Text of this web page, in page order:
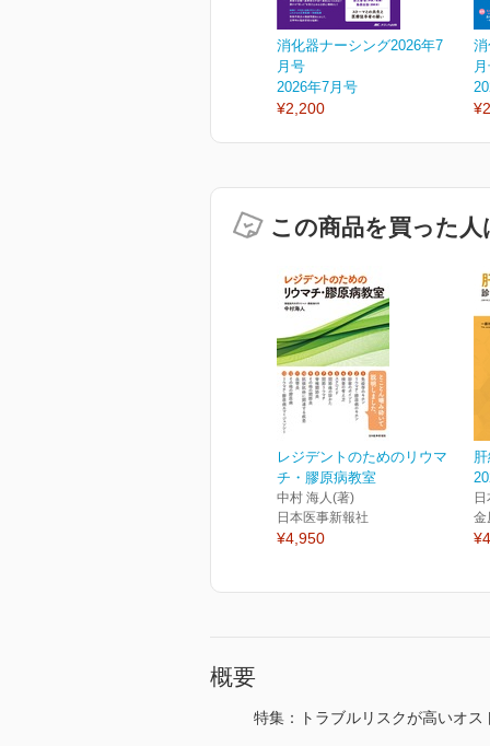
消化器ナーシング2026年7
月号
2026年7月号
¥2,200
この商品を買った
レジデントのためのリウマ
チ・膠原病教室
中村 海人(著)
日本医事新報社
¥4,950
金
概要
特集：トラブルリスクが高いオ